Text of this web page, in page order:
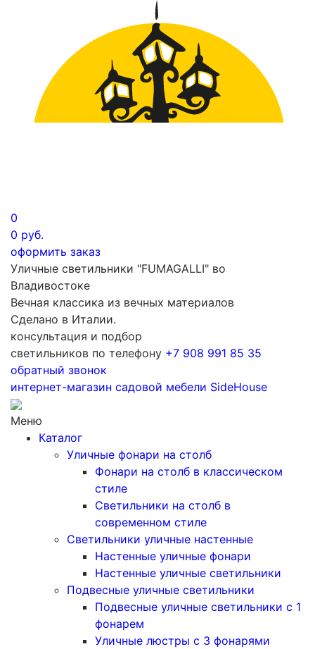
0
0 руб.
оформить заказ
Уличные светильники "FUMAGALLI" во
Владивостоке
Вечная классика из вечных материалов
Сделано в Италии.
консультация и подбор
светильников по телефону +7 908 991 85 35
обратный звонок
интернет-магазин садовой мебели SideHouse
Меню
Каталог
Уличные фонари на столб
Фонари на столб в классическом
стиле
Светильники на столб в
современном стиле
Светильники уличные настенные
Настенные уличные фонари
Настенные уличные светильники
Подвесные уличные светильники
Подвесные уличные светильники с 1
фонарем
Уличные люстры с 3 фонарями